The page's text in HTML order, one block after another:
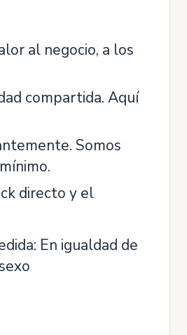
al negocio, a los
compartida. Aquí
Somos
directo y el
En igualdad de